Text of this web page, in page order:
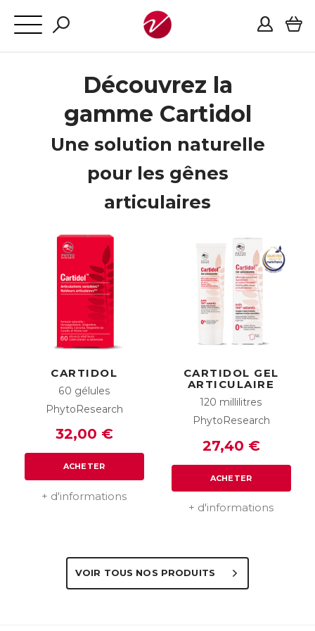
Découvrez la
gamme Cartidol
Une solution naturelle
pour les gênes
articulaires
CARTIDOL
60 gélules
PhytoResearch
32,00 €
ACHETER
+ d'informations
CARTIDOL GEL
ARTICULAIRE
120 millilitres
PhytoResearch
27,40 €
ACHETER
+ d'informations
VOIR TOUS NOS PRODUITS